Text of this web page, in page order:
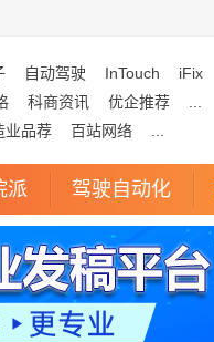
自动驾驶 InTouch iFix
科商资讯 优企推荐
业品荐 百站网络
派 驾驶自动化